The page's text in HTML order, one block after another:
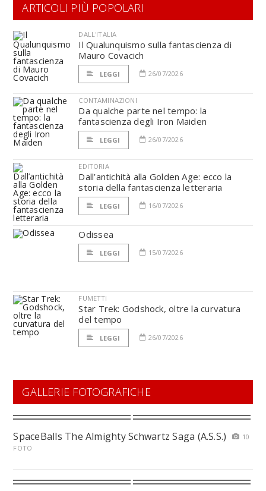
ARTICOLI PIÙ POPOLARI
DALL'ITALIA
Il Qualunquismo sulla fantascienza di
Mauro Covacich
LEGGI 26/07/2026
CONTAMINAZIONI
Da qualche parte nel tempo: la
fantascienza degli Iron Maiden
LEGGI 26/07/2026
EDITORIA
Dall’antichità alla Golden Age: ecco la
storia della fantascienza letteraria
LEGGI 16/07/2026
Odissea
LEGGI 15/07/2026
FUMETTI
Star Trek: Godshock, oltre la curvatura
del tempo
LEGGI 26/07/2026
GALLERIE FOTOGRAFICHE
SpaceBalls The Almighty Schwartz Saga (A.S.S.)
10
FOTO